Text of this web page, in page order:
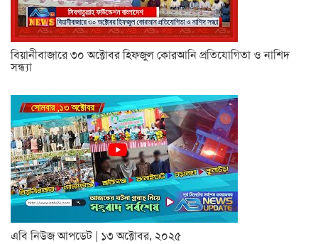
বিয়ানীবাজারে ৩০ অক্টোবর হিফজুল কোরআনি প্রতিযোগিতা ও নাশিদ
সন্ধ্যা
এবি নিউজ আপডেট | ১৩ অক্টোবর, ২০২৫